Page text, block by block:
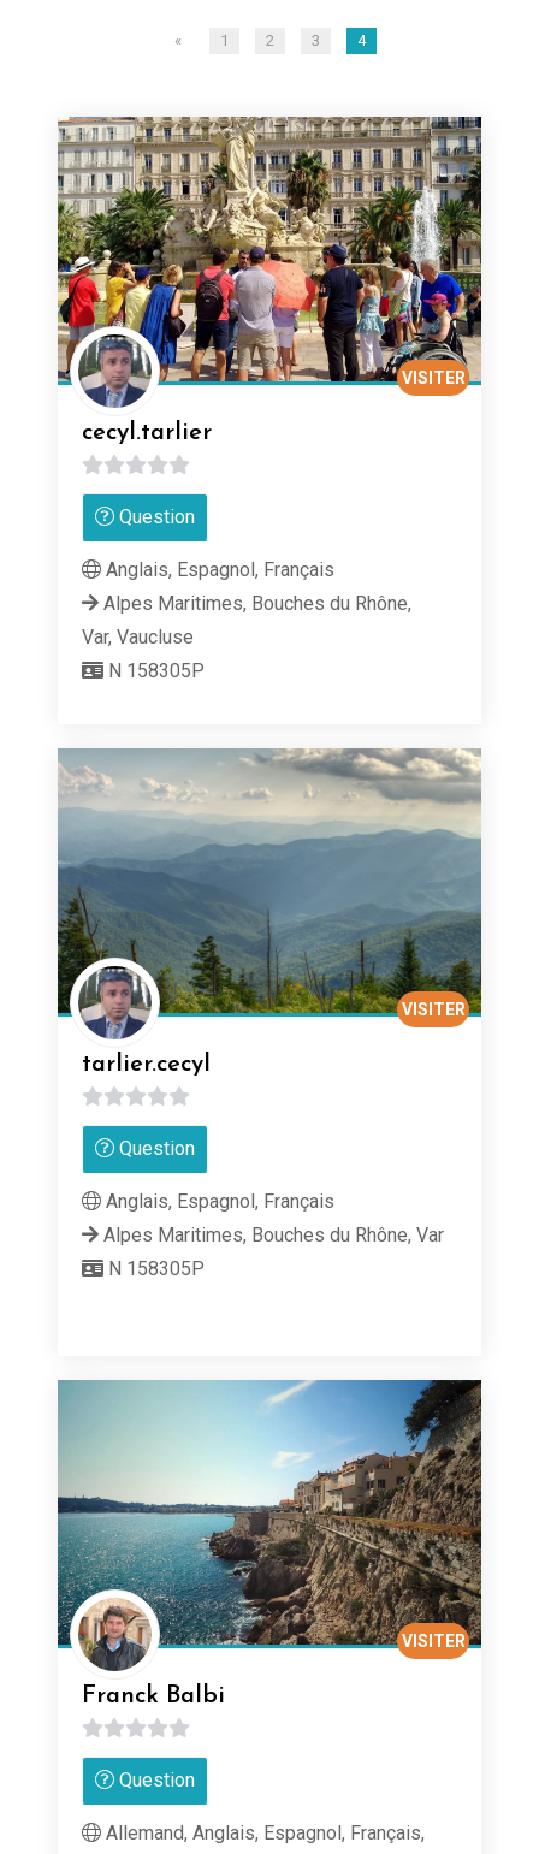
« 1 2 3 4
cecyl.tarlier
0
sur Question
VISITER
Anglais, Espagnol, Français
Alpes Maritimes, Bouches du Rhône,
Var, Vaucluse
N 158305P
tarlier.cecyl
0
sur Question
VISITER
Anglais, Espagnol, Français
Alpes Maritimes, Bouches du Rhône, Var
N 158305P
Franck Balbi
0
sur Question
VISITER
Allemand, Anglais, Espagnol, Français,